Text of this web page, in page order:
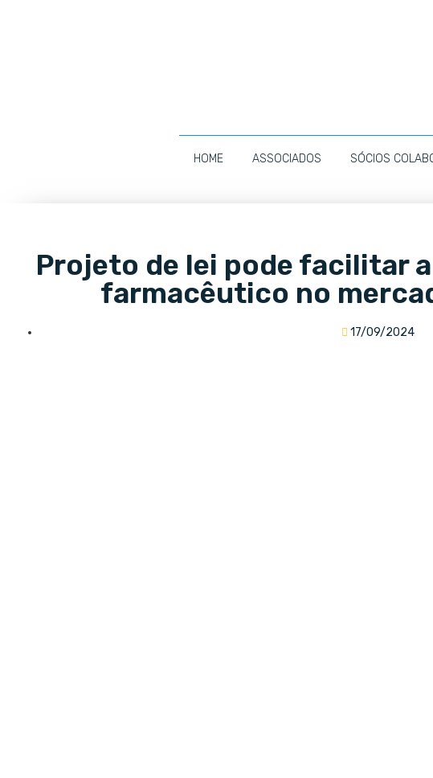
HOME ASSOCIADOS SÓCIOS
Projeto de lei pode facilitar
farmacêutico no
17/09/2024